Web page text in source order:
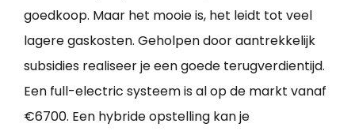
goedkoop. Maar het mooie is, het leidt tot veel
lagere gaskosten. Geholpen door aantrekkelijk
subsidies realiseer je een goede terugverdientijd.
Een full-electric systeem is al op de markt vanaf
€6700. Een hybride opstelling kan je